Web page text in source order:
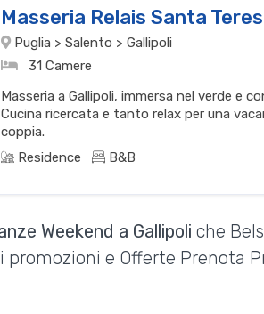
Masseria Relais Santa
Puglia > Salento > Gallipoli
31 Camere
Masseria a Gallipoli, immersa nel verde e
Cucina ricercata e tanto relax per una
coppia.
Residence
B&B
Weekend a Gallipoli che
e Offerte Prenota